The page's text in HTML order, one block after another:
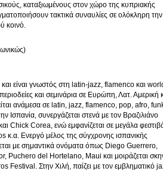
καταξιωμένους στoν χώρο της κυπριακής
τακτικά συναυλίες σε ολόκληρη την
κοινό.
είναι γνωστός στη latin-jazz, flamenco και
και σεμινάρια σε Ευρώπη, Λατ. Αμερική
ανάμεσα σε latin, jazz, flamenco, pop, afro,
συνεργάζεται στενά με τον Βραζιλιάνο
Chick Corea, ενώ εμφανίζεται σε μεγάλα
Ενεργό μέλος της σύγχρονης ισπανικής
με σημαντικά ονόματα όπως Diego Guerrero,
del Hortelano, Maui και μοιράζεται
Festival. Στην Χιλή, παίζει με τον εμβληματικό